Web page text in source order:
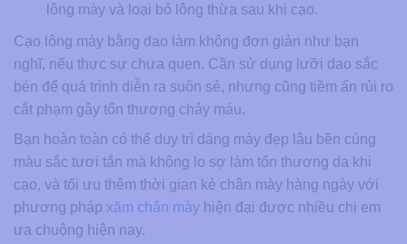
lông mày và loại bỏ lông thừa sau khi cạo.
Cạo lông mày bằng dao làm không đơn giản như bạn
nghĩ, nếu thực sự chưa quen. Cần sử dụng lưỡi dao sắc
bén để quá trình diễn ra suôn sẻ, nhưng cũng tiềm ẩn rủi ro
cắt phạm gây tổn thương chảy máu.
Bạn hoàn toàn có thể duy trì dáng mày đẹp lâu bền cùng
màu sắc tươi tắn mà không lo sợ làm tổn thương da khi
cạo, và tối ưu thêm thời gian kẻ chân mày hàng ngày với
phương pháp xăm chân mày hiện đại được nhiều chị em
ưa chuộng hiện nay.